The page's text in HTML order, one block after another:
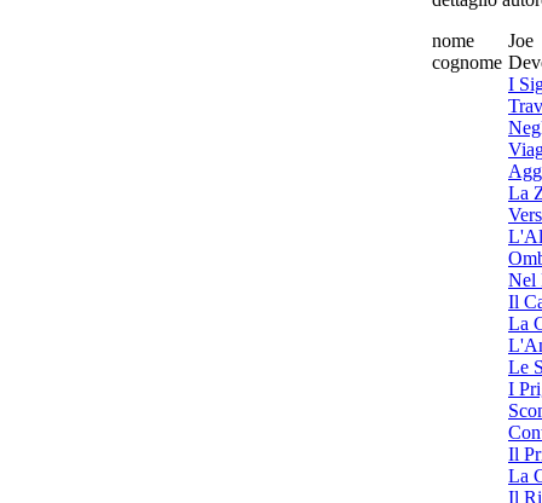
nome
Joe
cognome
I
La
Nel
Il
La
Le
I
Il
La
Il